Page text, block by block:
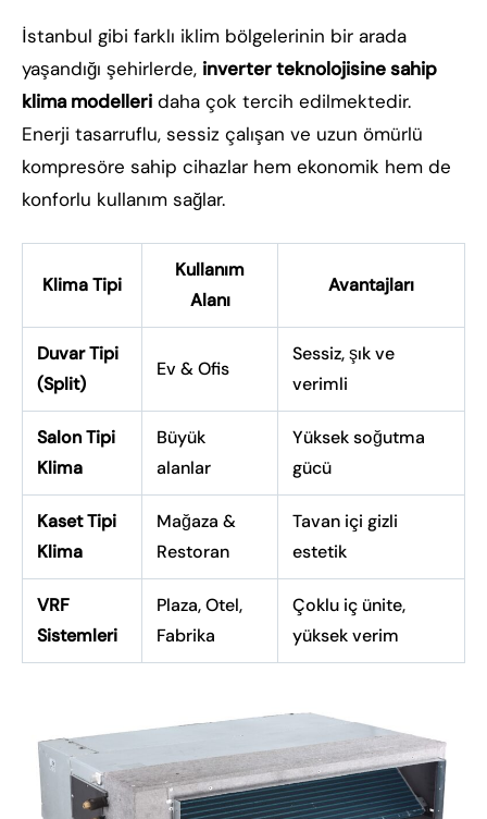
İstanbul gibi farklı iklim bölgelerinin bir arada
yaşandığı şehirlerde, inverter teknolojisine sahip
klima modelleri daha çok tercih edilmektedir.
Enerji tasarruflu, sessiz çalışan ve uzun ömürlü
kompresöre sahip cihazlar hem ekonomik hem de
konforlu kullanım sağlar.
Klima Tipi
Kullanım
Alanı
Avantajları
Duvar Tipi
(Split)
Ev & Ofis
Sessiz, şık ve
verimli
Salon Tipi
Klima
Büyük
alanlar
Yüksek soğutma
gücü
Kaset Tipi
Klima
Mağaza &
Restoran
Tavan içi gizli
estetik
VRF
Sistemleri
Plaza, Otel,
Fabrika
Çoklu iç ünite,
yüksek verim